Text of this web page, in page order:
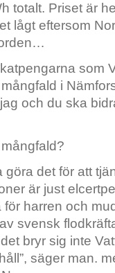
totalt. Priset är
lågt eftersom
som
i
och du ska
göra det för att
är just
för harren och
svensk
bryr sig inte
säger man.